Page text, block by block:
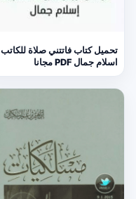
تحميل كتاب فاتتني صلاة للكاتب
اسلام جمال PDF مجانا